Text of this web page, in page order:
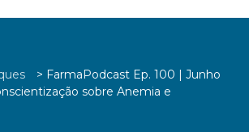
> FarmaPodcast Ep. 100 | Junho
sobre Anemia e